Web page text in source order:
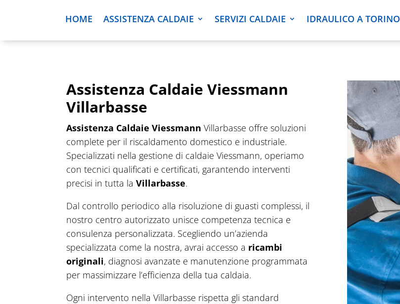
HOME ASSISTENZA CALDAIE SERVIZI CALDAIE IDRAULICO A TORINO
Assistenza Caldaie Viessmann
Villarbasse
Assistenza Caldaie Viessmann Villarbasse offre soluzioni
complete per il riscaldamento domestico e industriale.
Specializzati nella gestione di caldaie Viessmann, operiamo
con tecnici qualificati e certificati, garantendo interventi
precisi in tutta laVillarbasse.
Dal controllo periodico alla risoluzione di guasti complessi, il
nostro centro autorizzato unisce competenza tecnica e
consulenza personalizzata. Scegliendo un’azienda
specializzata come la nostra, avrai accesso a ricambi
originali, diagnosi avanzate e manutenzione programmata
per massimizzare l’efficienza della tua caldaia.
Ogni intervento nella Villarbasse rispetta gli standard